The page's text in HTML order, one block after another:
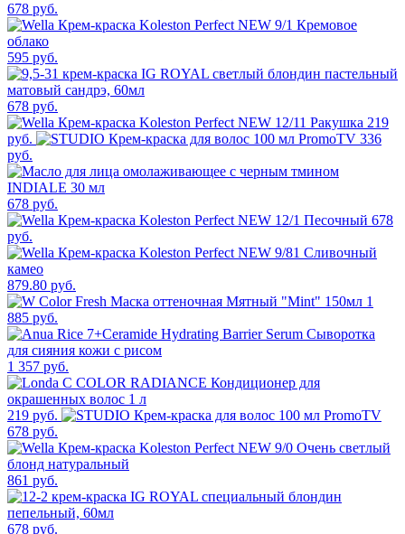
678 руб.
595 руб.
678 руб.
219
руб.
336
руб.
678 руб.
678
руб.
879.80 руб.
1
885 руб.
1 357 руб.
219 руб.
678 руб.
861 руб.
678 руб.